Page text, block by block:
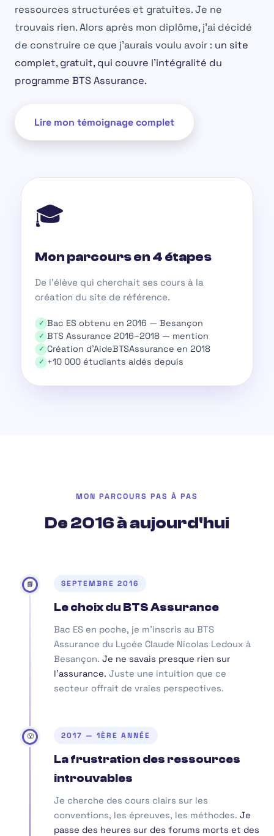
ressources structurées et gratuites. Je ne
trouvais rien. Alors après mon diplôme, j'ai décidé
de construire ce que j'aurais voulu avoir : un site
complet, gratuit, qui couvre l'intégralité du
programme BTS Assurance.
Lire mon témoignage complet
🎓
Mon parcours en 4 étapes
De l'élève qui cherchait ses cours à la
création du site de référence.
Bac ES obtenu en 2016 — Besançon
BTS Assurance 2016–2018 — mention
Création d'AideBTSAssurance en 2018
+10 000 étudiants aidés depuis
MON PARCOURS PAS À PAS
De 2016 à aujourd'hui
📘 SEPTEMBRE 2016
Le choix du BTS Assurance
Bac ES en poche, je m'inscris au BTS
Assurance du Lycée Claude Nicolas Ledoux à
Besançon. Je ne savais presque rien sur
l'assurance. Juste une intuition que ce
secteur offrait de vraies perspectives.
😤 2017 — 1ÈRE ANNÉE
La frustration des ressources
introuvables
Je cherche des cours clairs sur les
conventions, les épreuves, les méthodes. Je
passe des heures sur des forums morts et des